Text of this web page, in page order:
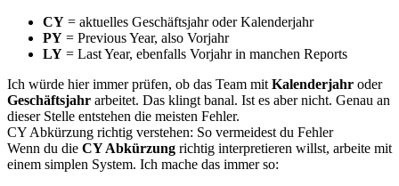
CY = aktuelles Geschäftsjahr oder Kalenderjahr
PY = Previous Year, also Vorjahr
LY = Last Year, ebenfalls Vorjahr in manchen Reports
Ich würde hier immer prüfen, ob das Team mit Kalenderjahr oder
Geschäftsjahr arbeitet. Das klingt banal. Ist es aber nicht. Genau an
dieser Stelle entstehen die meisten Fehler.
CY Abkürzung richtig verstehen: So vermeidest du Fehler
Wenn du die CY Abkürzung richtig interpretieren willst, arbeite mit
einem simplen System. Ich mache das immer so: